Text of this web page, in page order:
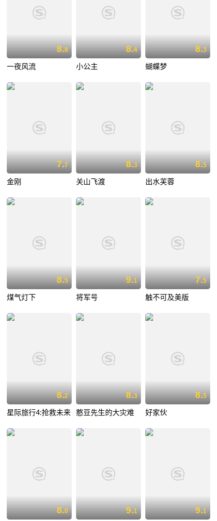
8.8
一夜风流
8.4
小公主
8.3
蝴蝶梦
7.7
金刚
8.3
关山飞渡
8.5
出水芙蓉
8.5
煤气灯下
9.1
将军号
7.5
触不可及美版
8.2
星际旅行4:抢救未来
8.3
憨豆先生的大灾难
8.5
好家伙
8.0 9.1 9.1